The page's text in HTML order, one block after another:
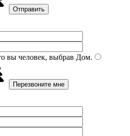
вы человек, выбрав Дом.